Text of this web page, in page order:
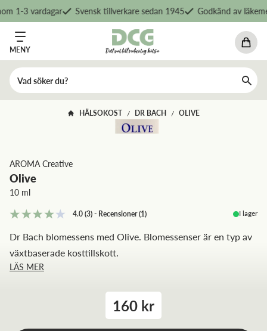
1-3 vardagar Svensk tillverkare sedan 1945 Godkänd av
MENY
HÄLSOKOST / DR BACH / OLIVE
AROMA Creative
Olive
10 ml
4.0(3)- Recensioner(1) I lager
Dr Bach blomessens med Olive. Blomessenser är en typ av
växtbaserade kosttillskott.
LÄS MER
160 kr